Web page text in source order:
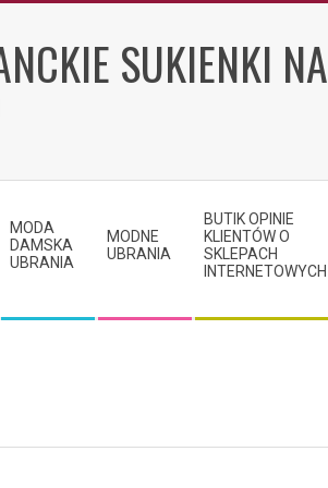
SUKIENKI NA
MODA
DAMSKA
UBRANIA
MODNE
UBRANIA
BUTIK OPINIE
KLIENTÓW O
SKLEPACH
INTERNETOWYCH